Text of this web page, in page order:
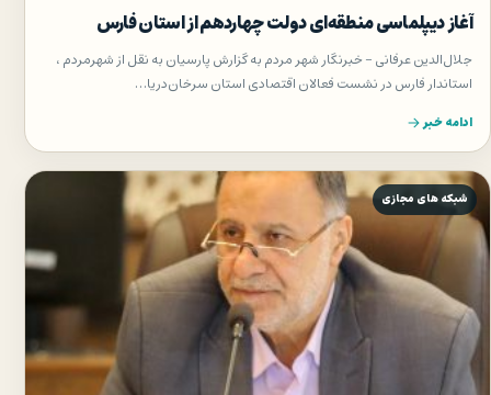
آغاز دیپلماسی منطقه‌ای دولت چهاردهم از استان فارس
جلال‌الدین عرفانی – خبرنگار شهر مردم به گزارش پارسیان به نقل از شهرمردم ،
استاندار فارس در نشست فعالان اقتصادی استان سرخان‌دریا…
ادامه خبر
شبکه های مجازی